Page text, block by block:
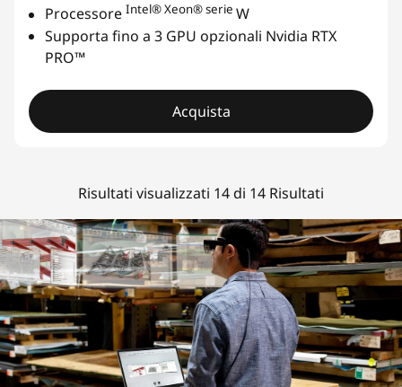
Processore Intel®Xeon® serie W
Supporta fino a 3 GPU opzionali Nvidia RTX
PRO™
Acquista
Risultati visualizzati 14 di 14 Risultati